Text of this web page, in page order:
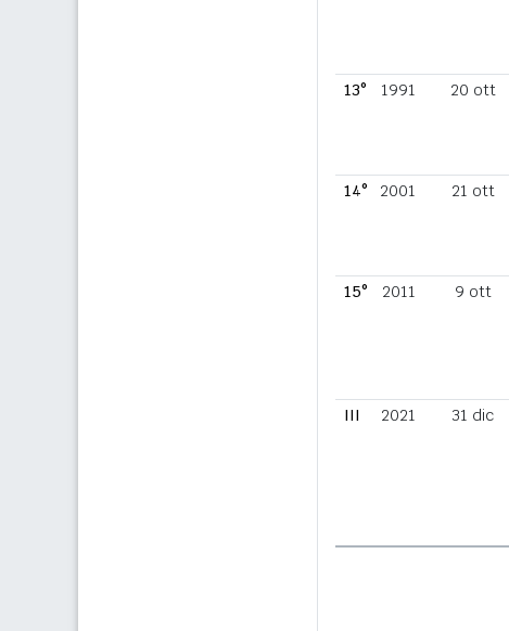
13°
1991 20 ott
14°
2001 21 ott
15°
2011 9 ott
III
2021 31 dic